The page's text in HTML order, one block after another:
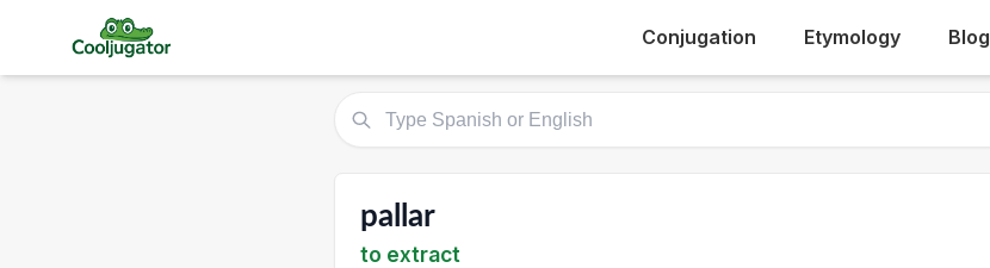
Conjugation Etymology Blog
pallar
to extract